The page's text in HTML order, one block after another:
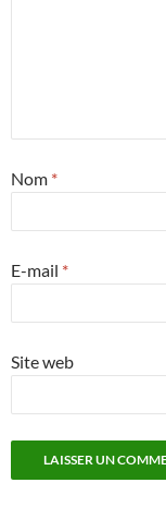
Nom *
E-mail *
Site web